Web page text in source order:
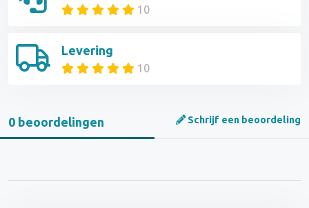
10
Levering
10
0 beoordelingen Schrijf een beoordeling